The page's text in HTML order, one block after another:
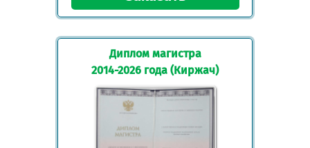
Диплом магистра
2014-2026 года (Киржач)